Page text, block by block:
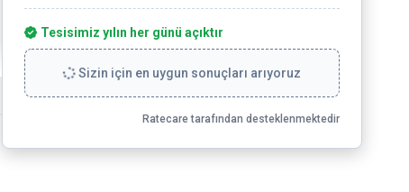
Tesisimiz yılın her günü açıktır
Sizin için en uygun sonuçları arıyoruz
Ratecare tarafından desteklenmektedir